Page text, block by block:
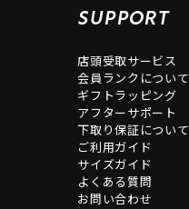
SUPPORT
店頭受取サービス
会員ランクについて
ギフトラッピング
アフターサポート
下取り保証について
ご利用ガイド
サイズガイド
よくある質問
お問い合わせ